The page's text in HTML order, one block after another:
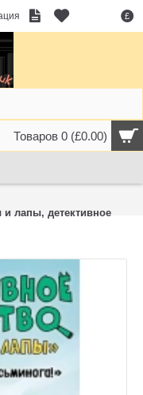
£
Товаров 0 (£0.00)
лапы, детективное